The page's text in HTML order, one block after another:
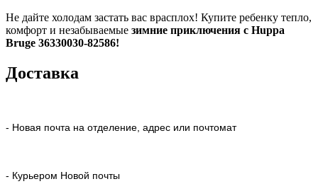
Не дайте холодам застать вас врасплох! Купите ребенку тепло,
комфорт и незабываемые зимние приключения с Huppa
Bruge 36330030-82586!
Доставка
- Новая почта на отделение, адрес или почтомат
- Курьером Новой почты